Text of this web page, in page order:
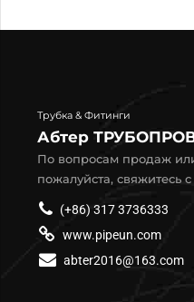
Трубка & Фитинги
Абтер
По вопросам продаж
пожалуйста, свяжитесь
(+86) 317 3736333
www.pipeun.com
abter2016@163.com